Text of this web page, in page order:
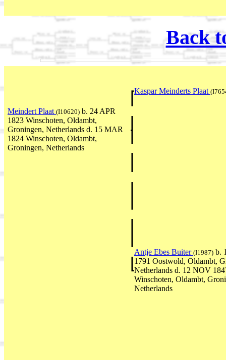
Back
Kaspar Meinderts Plaat
Meindert Plaat (I10620) b. 24 APR
1823 Winschoten, Oldambt,
Groningen, Netherlands d. 15 MAR
1824 Winschoten, Oldambt,
Groningen, Netherlands
Antje Ebes Buiter (I1987) b.
1791 Oostwold, Oldambt,
Netherlands d. 12 NOV
Winschoten, Oldambt,
Netherlands